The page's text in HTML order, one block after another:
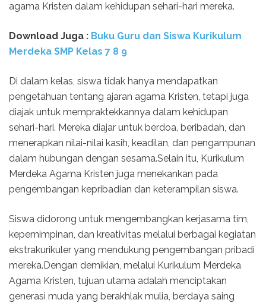
agama Kristen dalam kehidupan sehari-hari mereka.
Download Juga : Buku Guru dan Siswa Kurikulum
Merdeka SMP Kelas 7 8 9
Di dalam kelas, siswa tidak hanya mendapatkan
pengetahuan tentang ajaran agama Kristen, tetapi juga
diajak untuk mempraktekkannya dalam kehidupan
sehari-hari. Mereka diajar untuk berdoa, beribadah, dan
menerapkan nilai-nilai kasih, keadilan, dan pengampunan
dalam hubungan dengan sesama.Selain itu, Kurikulum
Merdeka Agama Kristen juga menekankan pada
pengembangan kepribadian dan keterampilan siswa.
Siswa didorong untuk mengembangkan kerjasama tim,
kepemimpinan, dan kreativitas melalui berbagai kegiatan
ekstrakurikuler yang mendukung pengembangan pribadi
mereka.Dengan demikian, melalui Kurikulum Merdeka
Agama Kristen, tujuan utama adalah menciptakan
generasi muda yang berakhlak mulia, berdaya saing